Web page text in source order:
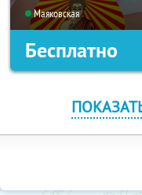
Маяковская
Бесплатно